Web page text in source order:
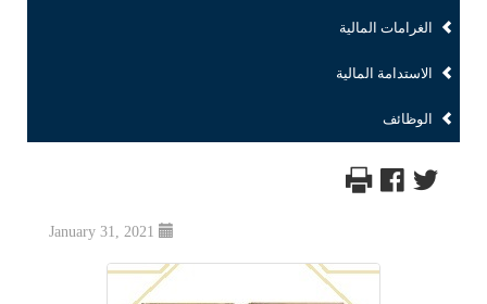
الغرامات المالية
الاستدامة المالية
الوظائف